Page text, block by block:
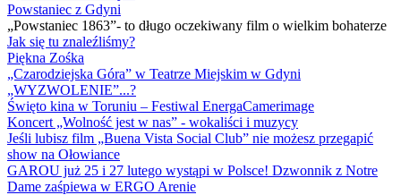
Powstaniec z Gdyni
„Powstaniec 1863”- to długo oczekiwany film o wielkim bohaterze
Jak się tu znaleźliśmy?
Piękna Zośka
„Czarodziejska Góra” w Teatrze Miejskim w Gdyni
„WYZWOLENIE”...?
Święto kina w Toruniu – Festiwal EnergaCamerimage
Koncert „Wolność jest w nas” - wokaliści i muzycy
Jeśli lubisz film „Buena Vista Social Club” nie możesz przegapić
show na Ołowiance
GAROU już 25 i 27 lutego wystąpi w Polsce! Dzwonnik z Notre
Dame zaśpiewa w ERGO Arenie